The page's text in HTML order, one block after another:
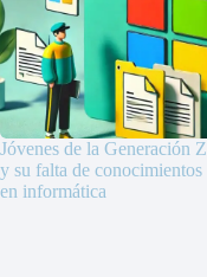
Jóvenes de la Generación Z
y su falta de conocimientos
en informática